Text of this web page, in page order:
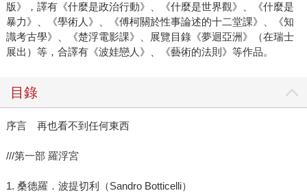
版》，譯有《什麼是政治行動》、《什麼是世界觀》、《什麼是
暴力》、《學術人》、《傅柯關於性事論述的十二堂課》、《知
識考古學》、《楚浮電影課》、展覽目錄《夢迴亞洲》（在瑞士
展出）等，合譯有《波娃戀人》、《藝術的法則》等作品。
目錄
序言 再也看不到任何東西
///第一部 羅浮宮
1. 桑德羅．波提切利（Sandro Botticelli）